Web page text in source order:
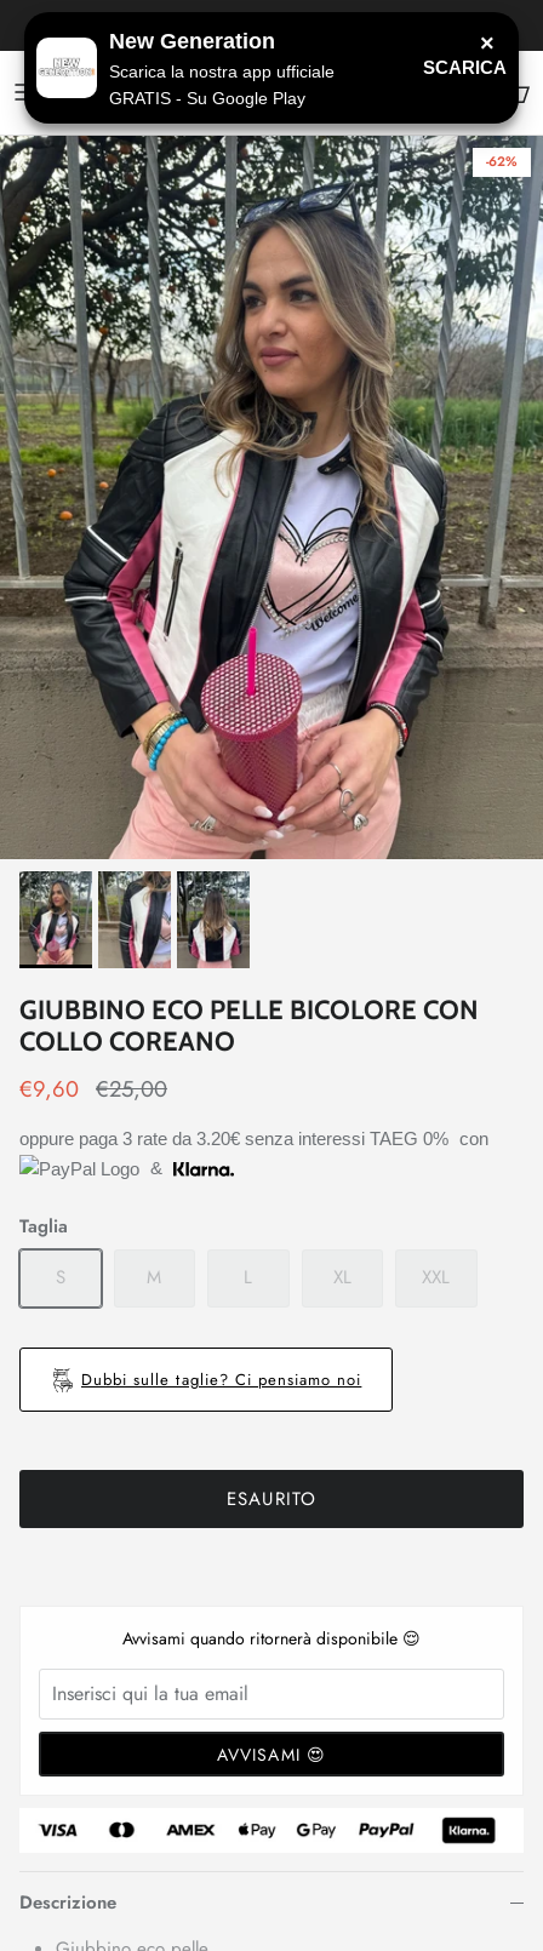
×
New Generation
Scarica la nostra app ufficiale
GRATIS - Su Google Play
SCARICA
Passa ai contenuti
Account
-62%
GIUBBINO ECO PELLE BICOLORE CON
COLLO COREANO
€9,60 €25,00
oppure paga 3 rate da 3.20€ senza interessi TAEG 0% con
&
Taglia
S
M L XL XXL
Dubbi sulle taglie? Ci pensiamo noi
ESAURITO
Avvisami quando ritornerà disponibile 😌
AVVISAMI 😍
Descrizione